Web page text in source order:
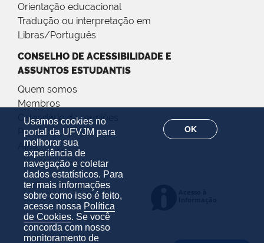
Usamos cookies no
portal da UFVJM para
melhorar sua
experiência de
navegação e coletar
dados estatísticos. Para
ter mais informações
sobre como isso é feito,
acesse nossa Política
de Cookies. Se você
concorda com nosso
monitoramento de
OK
Orientação educacional
Tradução ou interpretação em
Libras/Português
CONSELHO DE ACESSIBILIDADE E
ASSUNTOS ESTUDANTIS
Quem somos
Membros
Calendário de reuniões
Pautas
Atas